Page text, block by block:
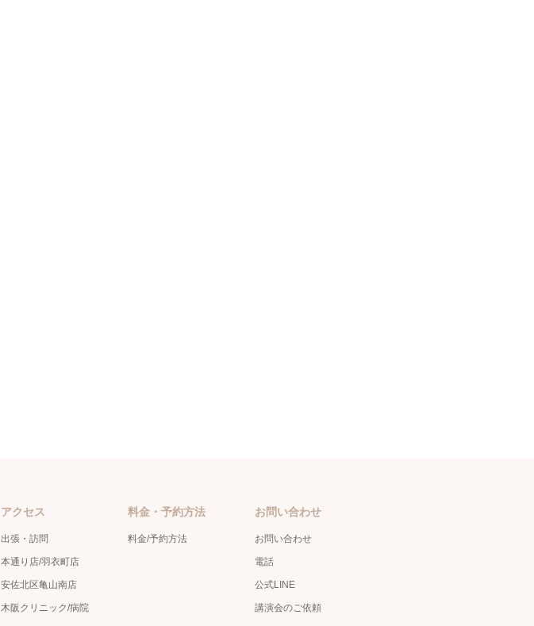
アクセス
出張・訪問
本通り店/羽衣町店
安佐北区亀山南店
木阪クリニック/病院
料金・予約方法
料金/予約方法
お問い合わせ
お問い合わせ
電話
公式LINE
講演会のご依頼